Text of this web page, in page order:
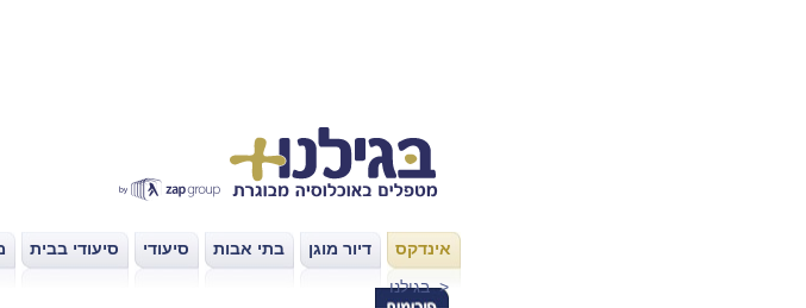
אינדקס דיור מוגן בתי אבות סיעודי סיעודי בבית
בגילנו>